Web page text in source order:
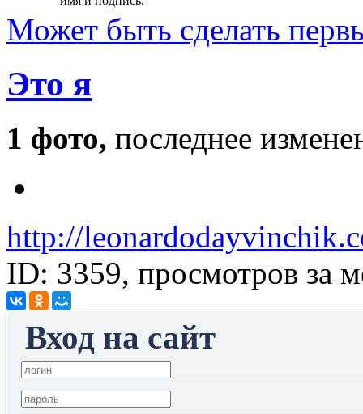
Может быть сделать
Это я
1 фото, последнее
http://
ID: 3359, просмотров за
Вход на сайт